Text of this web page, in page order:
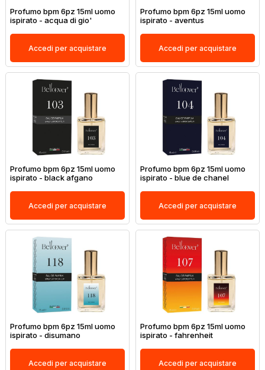
Profumo bpm 6pz 15ml uomo
ispirato - acqua di gio'
Accedi per acquistare
Profumo bpm 6pz 15ml uomo
ispirato - aventus
Accedi per acquistare
Profumo bpm 6pz 15ml uomo
ispirato - black afgano
Accedi per acquistare
Profumo bpm 6pz 15ml uomo
ispirato - blue de chanel
Accedi per acquistare
Profumo bpm 6pz 15ml uomo
ispirato - disumano
Accedi per acquistare
Profumo bpm 6pz 15ml uomo
ispirato - fahrenheit
Accedi per acquistare